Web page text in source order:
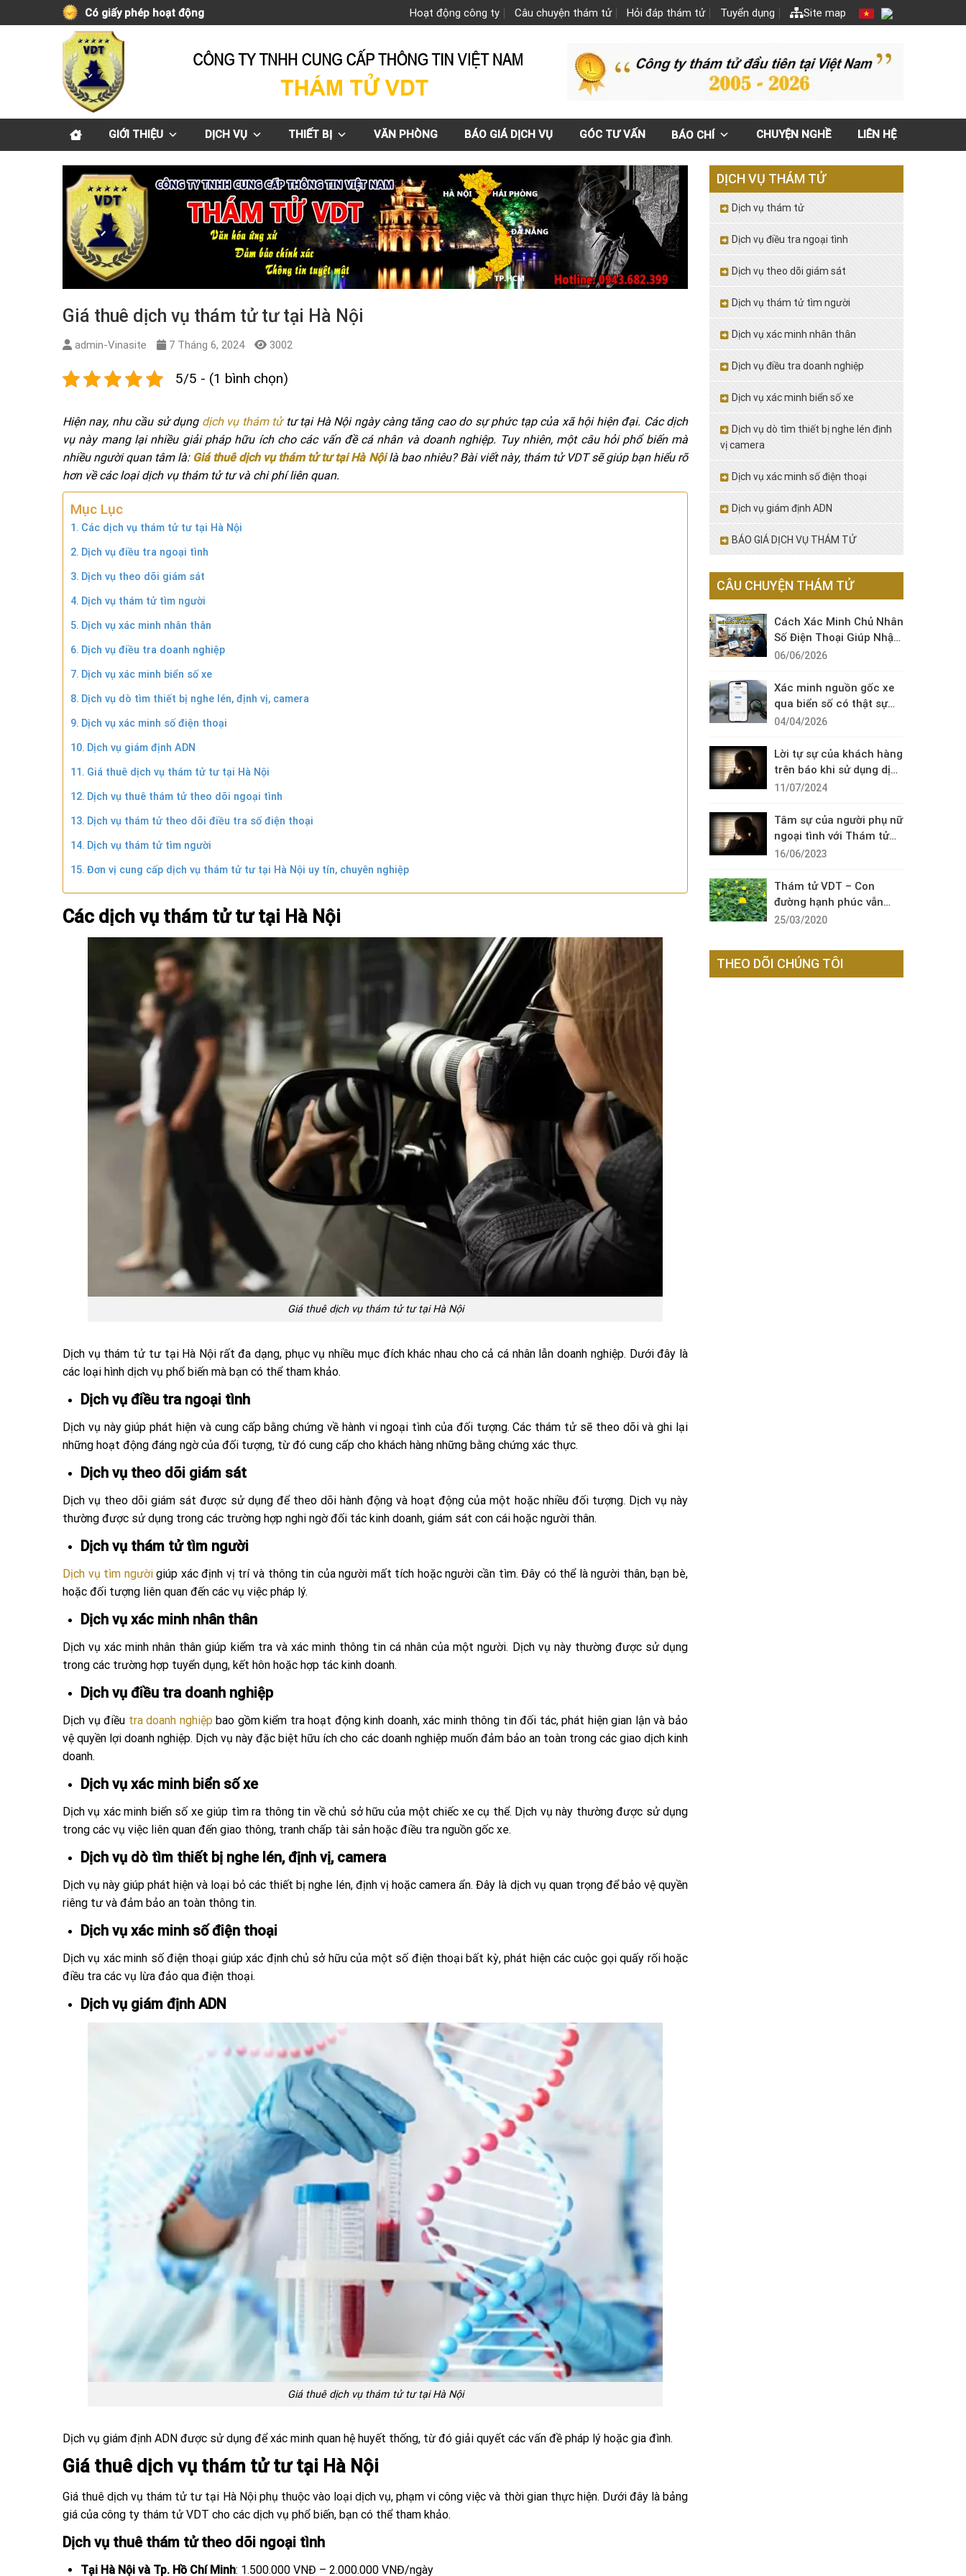
to
Có giấy phép hoạt động Hoạt động công ty Câu chuyện thám tử Hỏi đáp thám tử Tuyển dụng Site map
GIỚI THIỆU DỊCH VỤ THIẾT BỊ VĂN PHÒNG BÁO GIÁ DỊCH VỤ GÓC TƯ VẤN BÁO CHÍ CHUYỆN NGHỀ LIÊN HỆ
Giá thuê dịch vụ thám tử tư tại Hà Nội
admin-Vinasite 7 Tháng 6, 2024 3002
5/5 - (1 bình chọn)
Hiện nay, nhu cầu sử dụng dịch vụ thám tửtư tại Hà Nội ngày càng tăng cao do sự phức tạp của xã hội hiện đại. Các dịch
vụ này mang lại nhiều giải pháp hữu ích cho các vấn đề cá nhân và doanh nghiệp. Tuy nhiên, một câu hỏi phổ biến mà
nhiều người quan tâm là: Giá thuê dịch vụ thám tử tư tại Hà Nộilà bao nhiêu? Bài viết này, thám tử VDT sẽ giúp bạn hiểu rõ
hơn về các loại dịch vụ thám tử tư và chi phí liên quan.
Mục Lục
Các dịch vụ thám tử tư tại Hà Nội
Dịch vụ điều tra ngoại tình
Dịch vụ theo dõi giám sát
Dịch vụ thám tử tìm người
Dịch vụ xác minh nhân thân
Dịch vụ điều tra doanh nghiệp
Dịch vụ xác minh biển số xe
Dịch vụ dò tìm thiết bị nghe lén, định vị, camera
Dịch vụ xác minh số điện thoại
Dịch vụ giám định ADN
Giá thuê dịch vụ thám tử tư tại Hà Nội
Dịch vụ thuê thám tử theo dõi ngoại tình
Dịch vụ thám tử theo dõi điều tra số điện thoại
Dịch vụ thám tử tìm người
Đơn vị cung cấp dịch vụ thám tử tư tại Hà Nội uy tín, chuyên nghiệp
Các dịch vụ thám tử tư tại Hà Nội
Giá thuê dịch vụ thám tử tư tại Hà Nội
Dịch vụ thám tử tư tại Hà Nội rất đa dạng, phục vụ nhiều mục đích khác nhau cho cả cá nhân lẫn doanh nghiệp. Dưới đây là
các loại hình dịch vụ phổ biến mà bạn có thể tham khảo.
Dịch vụ điều tra ngoại tình
Dịch vụ này giúp phát hiện và cung cấp bằng chứng về hành vi ngoại tình của đối tượng. Các thám tử sẽ theo dõi và ghi lại
những hoạt động đáng ngờ của đối tượng, từ đó cung cấp cho khách hàng những bằng chứng xác thực.
Dịch vụ theo dõi giám sát
Dịch vụ theo dõi giám sát được sử dụng để theo dõi hành động và hoạt động của một hoặc nhiều đối tượng. Dịch vụ này
thường được sử dụng trong các trường hợp nghi ngờ đối tác kinh doanh, giám sát con cái hoặc người thân.
Dịch vụ thám tử tìm người
Dịch vụ tìm ngườigiúp xác định vị trí và thông tin của người mất tích hoặc người cần tìm. Đây có thể là người thân, bạn bè,
hoặc đối tượng liên quan đến các vụ việc pháp lý.
Dịch vụ xác minh nhân thân
Dịch vụ xác minh nhân thân giúp kiểm tra và xác minh thông tin cá nhân của một người. Dịch vụ này thường được sử dụng
trong các trường hợp tuyển dụng, kết hôn hoặc hợp tác kinh doanh.
Dịch vụ điều tra doanh nghiệp
Dịch vụ điều tra doanh nghiệp bao gồm kiểm tra hoạt động kinh doanh, xác minh thông tin đối tác, phát hiện gian lận và bảo
vệ quyền lợi doanh nghiệp. Dịch vụ này đặc biệt hữu ích cho các doanh nghiệp muốn đảm bảo an toàn trong các giao dịch kinh
doanh.
Dịch vụ xác minh biển số xe
Dịch vụ xác minh biển số xe giúp tìm ra thông tin về chủ sở hữu của một chiếc xe cụ thể. Dịch vụ này thường được sử dụng
trong các vụ việc liên quan đến giao thông, tranh chấp tài sản hoặc điều tra nguồn gốc xe.
Dịch vụ dò tìm thiết bị nghe lén, định vị, camera
Dịch vụ này giúp phát hiện và loại bỏ các thiết bị nghe lén, định vị hoặc camera ẩn. Đây là dịch vụ quan trọng để bảo vệ quyền
riêng tư và đảm bảo an toàn thông tin.
Dịch vụ xác minh số điện thoại
Dịch vụ xác minh số điện thoại giúp xác định chủ sở hữu của một số điện thoại bất kỳ, phát hiện các cuộc gọi quấy rối hoặc
điều tra các vụ lừa đảo qua điện thoại.
Dịch vụ giám định ADN
Giá thuê dịch vụ thám tử tư tại Hà Nội
Dịch vụ giám định ADN được sử dụng để xác minh quan hệ huyết thống, từ đó giải quyết các vấn đề pháp lý hoặc gia đình.
Giá thuê dịch vụ thám tử tư tại Hà Nội
Giá thuê dịch vụ thám tử tư tại Hà Nội phụ thuộc vào loại dịch vụ, phạm vi công việc và thời gian thực hiện. Dưới đây là bảng
giá của công ty thám tử VDT cho các dịch vụ phổ biến, bạn có thể tham khảo.
Dịch vụ thuê thám tử theo dõi ngoại tình
Tại Hà Nội và Tp. Hồ Chí Minh: 1.500.000 VNĐ – 2.000.000 VNĐ/ngày
DỊCH VỤ THÁM TỬ
Dịch vụ thám tử
Dịch vụ điều tra ngoại tình
Dịch vụ theo dõi giám sát
Dịch vụ thám tử tìm người
Dịch vụ xác minh nhân thân
Dịch vụ điều tra doanh nghiệp
Dịch vụ xác minh biển số xe
Dịch vụ dò tìm thiết bị nghe lén định
vị camera
Dịch vụ xác minh số điện thoại
Dịch vụ giám định ADN
BÁO GIÁ DỊCH VỤ THÁM TỬ
CÂU CHUYỆN THÁM TỬ
Cách Xác Minh Chủ Nhân
Số Điện Thoại Giúp Nhận
Diện Cuộc Gọi Đáng Ngờ
06/06/2026
Xác minh nguồn gốc xe
qua biển số có thật sự
cần thiết?
04/04/2026
Lời tự sự của khách hàng
trên báo khi sử dụng dịch
vụ thám tử sài gòn VDT
11/07/2024
Tâm sự của người phụ nữ
ngoại tình với Thám tử
VDT
16/06/2023
Thám tử VDT – Con
đường hạnh phúc vẫn
còn đó !
25/03/2020
THEO DÕI CHÚNG TÔI